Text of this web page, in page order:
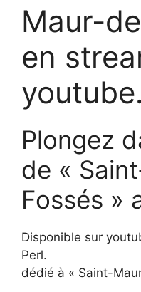
Maur-
en
youtube.
Plongez
de «
Fossés »
Disponible sur
Perl.
dédié à « Saint-